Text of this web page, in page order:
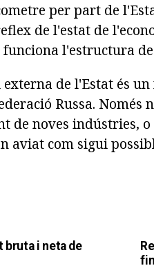
per part de
de l'estat de
l'estructura
de l'Estat és
Russa. Només
de noves indústries,
aviat com sigui
bruta i neta de